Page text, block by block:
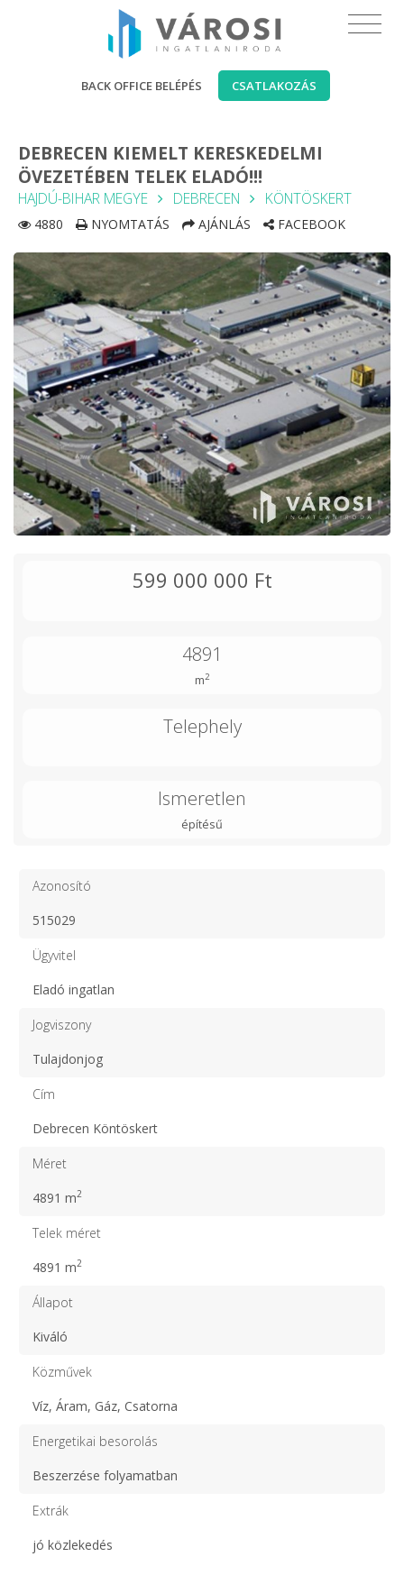
BACK OFFICE BELÉPÉS CSATLAKOZÁS
DEBRECEN KIEMELT KERESKEDELMI
ÖVEZETÉBEN TELEK ELADÓ!!!
HAJDÚ-BIHAR MEGYE DEBRECEN KÖNTÖSKERT
4880 NYOMTATÁS AJÁNLÁS FACEBOOK
599 000 000 Ft
4891
m2
Telephely
Ismeretlen
építésű
Azonosító
515029
Ügyvitel
Eladó ingatlan
Jogviszony
Tulajdonjog
Cím
Debrecen Köntöskert
Méret
4891 m2
Telek méret
4891 m2
Állapot
Kiváló
Közművek
Víz, Áram, Gáz, Csatorna
Energetikai besorolás
Beszerzése folyamatban
Extrák
jó közlekedés